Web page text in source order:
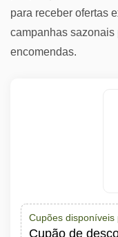
para receber ofertas
campanhas
encomendas.
Cupões disponíveis
Cupão de